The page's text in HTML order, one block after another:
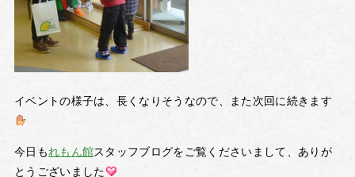
イベントの様子は、長くなりそうなので、また次回に続きます
今日もれもん館スタッフブログをご覧くださいまして、ありが
とうございました